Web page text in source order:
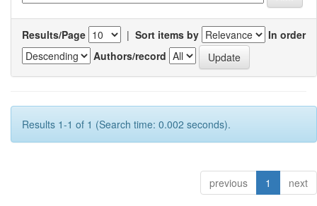
Results/Page | Sort items by
In order
Authors/record
Results 1-1 of 1 (Search time: 0.002 seconds).
previous 1 next